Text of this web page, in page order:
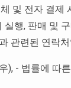
및 전자 결제
행, 판매 및
관련된 연락
), - 법률에 따